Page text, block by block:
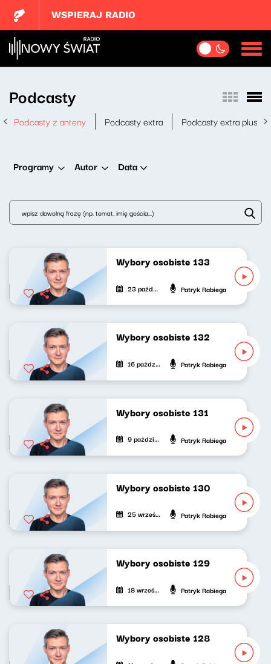
WSPIERAJ RADIO
Podcasty
Podcasty z anteny Podcasty extra Podcasty extra plus
Programy Autor Data
Wybory osobiste 133
23 października 2025 Patryk Rabiega
Wybory osobiste 132
16 października 2025 Patryk Rabiega
Wybory osobiste 131
9 października 2025 Patryk Rabiega
Wybory osobiste 130
25 września 2025 Patryk Rabiega
Wybory osobiste 129
18 września 2025 Patryk Rabiega
Wybory osobiste 128